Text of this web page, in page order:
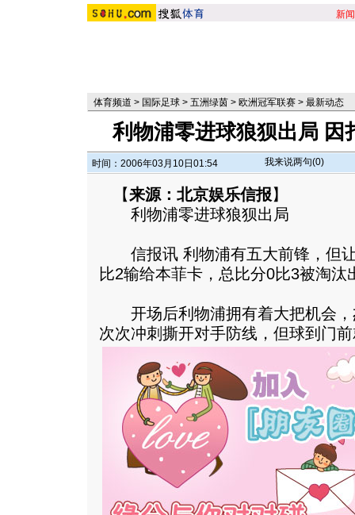
新闻
体育频道 > 国际足球 > 五洲绿茵 > 欧洲冠军联赛 > 最新动态
利物浦零进球狼狈出局 因
时间：2006年03月10日01:54 我来说两句(0)
【来源：北京娱乐信报】
利物浦零进球狼狈出局
信报讯 利物浦有五大前锋，但让
比2输给本菲卡，总比分0比3被淘汰
开场后利物浦拥有着大把机会，
次次冲刺撕开对手防线，但球到门